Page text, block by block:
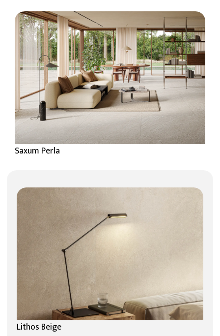
Saxum Perla
Lithos Beige